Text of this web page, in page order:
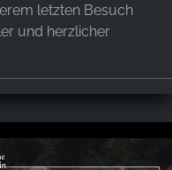
letzten Besuch
und herzlicher